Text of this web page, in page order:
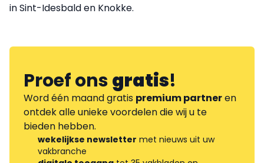
in Sint-Idesbald en Knokke.
Proef onsgratis!
Word één maand gratis premium partneren
ontdek alle unieke voordelen die wij u te
bieden hebben.
wekelijkse newsletter met nieuws uit uw
vakbranche